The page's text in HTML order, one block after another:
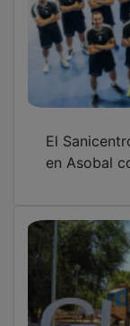
en Asobal